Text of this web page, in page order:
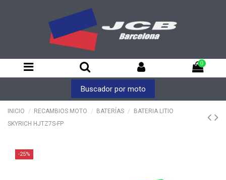
0
Buscador por moto
INICIO RECAMBIOS MOTO BATERÍAS
BATERIA LITIO
SKYRICH HJTZ7S-FP
-25%